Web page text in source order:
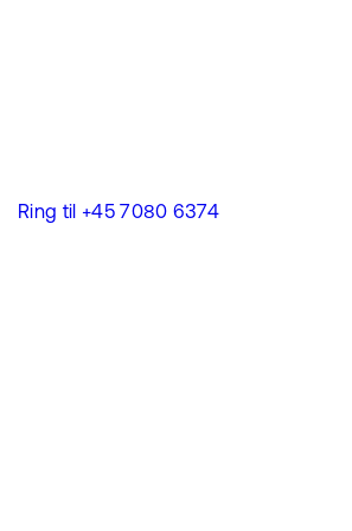
Ring til +45 7080 6374